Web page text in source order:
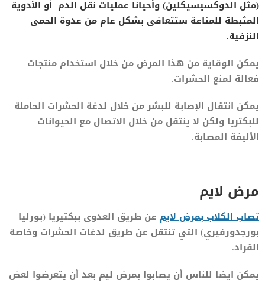
(مثل الدوكسيسيكلين) وأحيانا عمليات نقل الدم أو الأدوية
المثبطة للمناعة ستتعافى بشكل عام من عدوة الحمى
النزفية.
يمكن الوقاية من هذا المرض من خلال استخدام منتجات
فعالة لمنع الحشرات.
يمكن انتقال الإصابة للبشر من خلال لدغة الحشرات الحاملة
للبكتريا ولكن لا ينتقل من خلال الاتصال مع الحيوانات
الأليفة المصابة.
مرض لايم
تصاب الكلاب بمرض لايم عن طريق العدوى ببكتيريا (بورليا
بورجدورفيري) التي تنتقل عن طريق لدغات الحشرات وخاصة
القراد.
يمكن ايضا للناس أن يصابوا بمرض ليم بعد أن يتعرضوا لعض